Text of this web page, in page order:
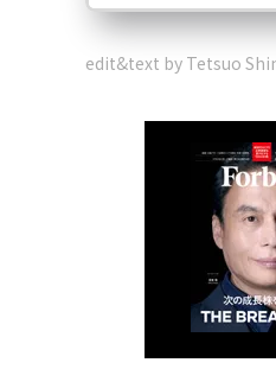
edit&text by Tetsuo